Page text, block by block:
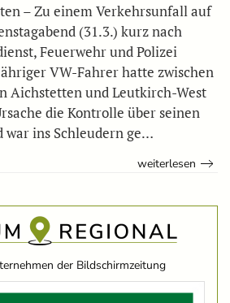
– Zu einem Verkehrsunfall auf
(31.3.) kurz nach
Feuerwehr und Polizei
VW-Fahrer hatte zwischen
Aichstetten und Leutkirch-West
die Kontrolle über seinen
war ins Schleudern ge…
weiterlesen
der Bildschirmzeitung